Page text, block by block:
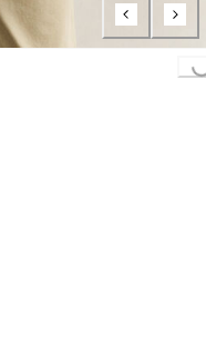
Loading...